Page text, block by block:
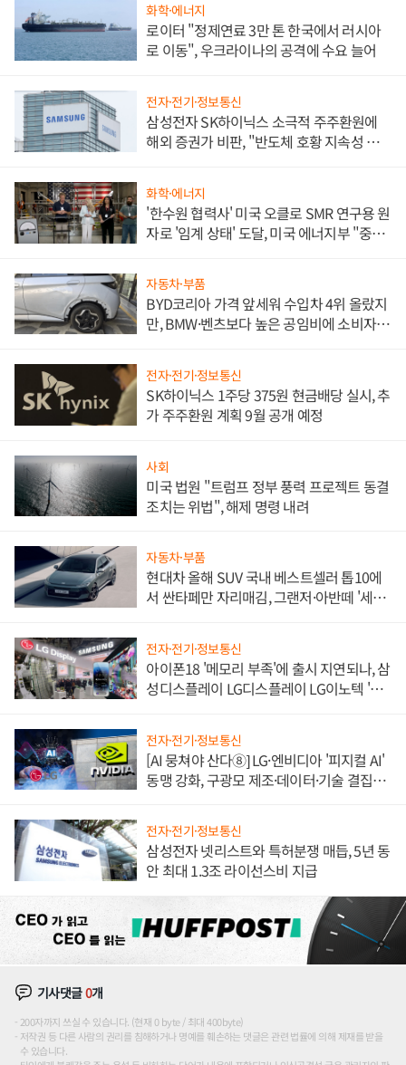
화학·에너지
로이터 "정제연료 3만 톤 한국에서 러시아
로 이동", 우크라이나의 공격에 수요 늘어
전자·전기·정보통신
삼성전자 SK하이닉스 소극적 주주환원에
해외 증권가 비판, "반도체 호황 지속성 의
화학·에너지
'한수원 협력사' 미국 오클로 SMR 연구용 원
자로 '임계 상태' 도달, 미국 에너지부 "중요
자동차·부품
BYD코리아 가격 앞세워 수입차 4위 올랐지
만, BMW·벤츠보다 높은 공임비에 소비자
전자·전기·정보통신
SK하이닉스 1주당 375원 현금배당 실시, 추
가 주주환원 계획 9월 공개 예정
사회
미국 법원 "트럼프 정부 풍력 프로젝트 동결
조치는 위법", 해제 명령 내려
자동차·부품
현대차 올해 SUV 국내 베스트셀러 톱10에
서 싼타페만 자리매김, 그랜저·아반떼 '세단
전자·전기·정보통신
아이폰18 '메모리 부족'에 출시 지연되나, 삼
성디스플레이 LG디스플레이 LG이노텍 '탈
전자·전기·정보통신
[AI 뭉쳐야 산다⑧] LG·엔비디아 '피지컬 AI'
동맹 강화, 구광모 제조·데이터·기술 결집
전자·전기·정보통신
삼성전자 넷리스트와 특허분쟁 매듭, 5년 동
안 최대 1.3조 라이선스비 지급
기사댓글0개
200자까지 쓰실 수 있습니다. (현재 0 byte / 최대 400byte)
저작권 등 다른 사람의 권리를 침해하거나 명예를 훼손하는 댓글은 관련 법률에 의해 제재를 받을
수 있습니다.